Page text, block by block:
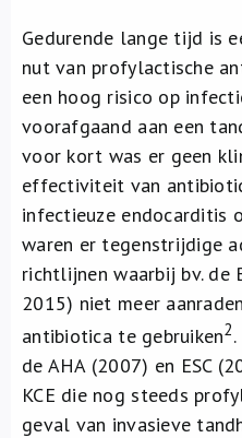
Gedurende lange tijd is
nut van profylactische
een hoog risico op
voorafgaand aan een
voor kort was er geen
effectiviteit van
infectieuze endocarditis
waren er tegenstrijdige
richtlijnen waarbij bv. de
2015) niet meer
antibiotica te gebruiken2
de AHA (2007) en ESC
KCE die nog steeds
geval van invasieve